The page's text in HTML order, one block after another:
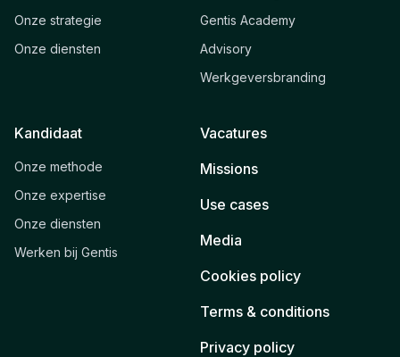
Onze strategie
Onze diensten
Gentis Academy
Advisory
Werkgeversbranding
Kandidaat
Onze methode
Onze expertise
Onze diensten
Werken bij Gentis
Vacatures
Missions
Use cases
Media
Cookies policy
Terms & conditions
Privacy policy